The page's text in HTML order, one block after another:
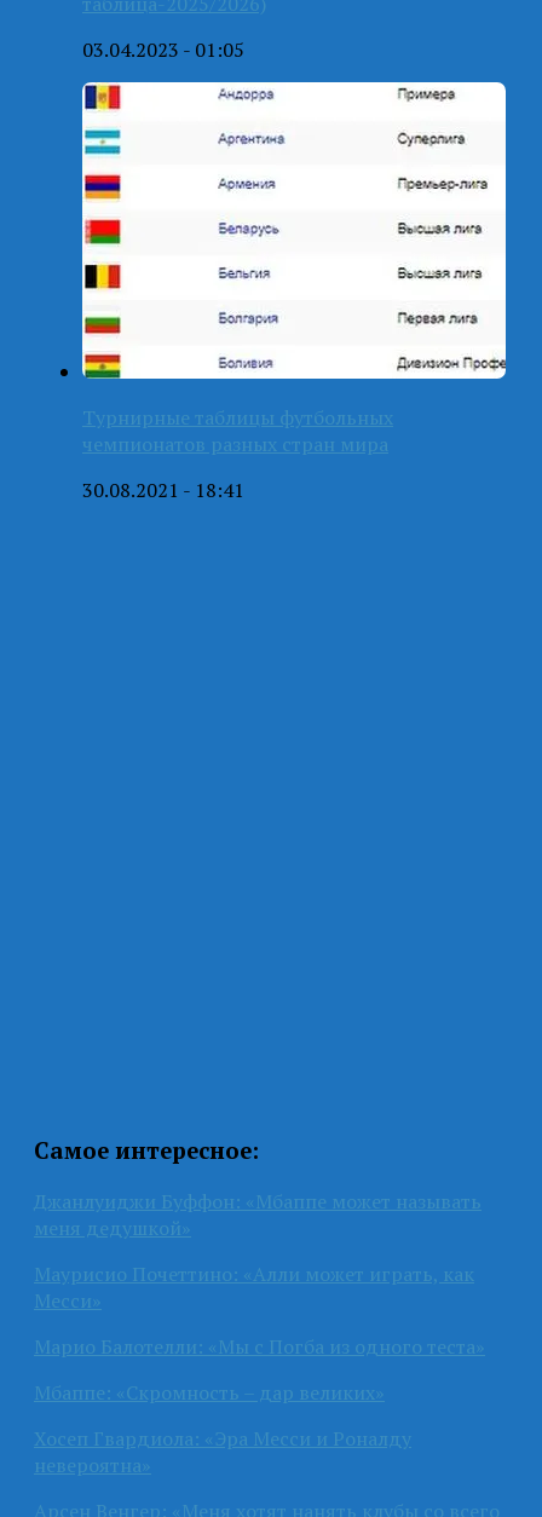
03.04.2023 - 01:05
Турнирные таблицы футбольных
чемпионатов разных стран мира
30.08.2021 - 18:41
Самое интересное:
Джанлуиджи Буффон: «Мбаппе может называть
меня дедушкой»
Маурисио Почеттино: «Алли может играть, как
Месси»
Марио Балотелли: «Мы с Погба из одного теста»
Мбаппе: «Скромность – дар великих»
Хосеп Гвардиола: «Эра Месси и Роналду
невероятна»
Арсен Венгер: «Меня хотят нанять клубы со всего